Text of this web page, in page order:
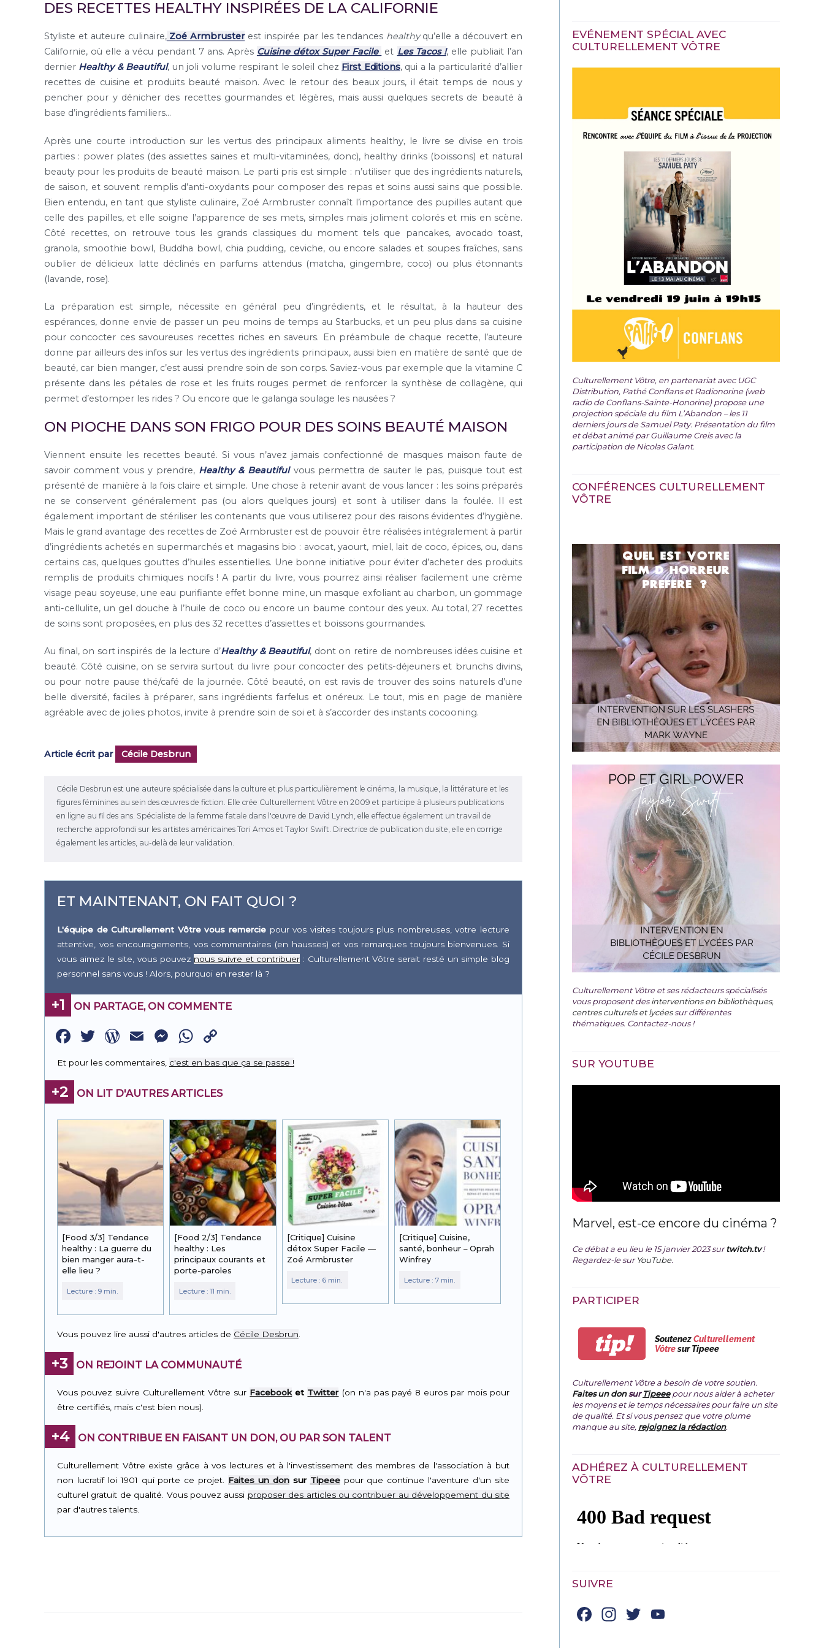
DES RECETTES HEALTHY INSPIRÉES DE LA CALIFORNIE
Styliste et auteure culinaire,Zoé Armbrusterest inspirée par les tendances healthyqu’elle a découvert en
Californie, où elle a vécu pendant 7 ans. Après Cuisine détox Super Facile et Les Tacos !, elle publiait l’an
dernier Healthy & Beautiful, un joli volume respirant le soleil chez First Editions, qui a la particularité d’allier
recettes de cuisine et produits beauté maison. Avec le retour des beaux jours, il était temps de nous y
pencher pour y dénicher des recettes gourmandes et légères, mais aussi quelques secrets de beauté à
base d’ingrédients familiers…
Après une courte introduction sur les vertus des principaux aliments healthy, le livre se divise en trois
parties : power plates (des assiettes saines et multi-vitaminées, donc), healthy drinks (boissons) et natural
beauty pour les produits de beauté maison. Le parti pris est simple : n’utiliser que des ingrédients naturels,
de saison, et souvent remplis d’anti-oxydants pour composer des repas et soins aussi sains que possible.
Bien entendu, en tant que styliste culinaire, Zoé Armbruster connaît l’importance des pupilles autant que
celle des papilles, et elle soigne l’apparence de ses mets, simples mais joliment colorés et mis en scène.
Côté recettes, on retrouve tous les grands classiques du moment tels que pancakes, avocado toast,
granola, smoothie bowl, Buddha bowl, chia pudding, ceviche, ou encore salades et soupes fraîches, sans
oublier de délicieux latte déclinés en parfums attendus (matcha, gingembre, coco) ou plus étonnants
(lavande, rose).
La préparation est simple, nécessite en général peu d’ingrédients, et le résultat, à la hauteur des
espérances, donne envie de passer un peu moins de temps au Starbucks, et un peu plus dans sa cuisine
pour concocter ces savoureuses recettes riches en saveurs. En préambule de chaque recette, l’auteure
donne par ailleurs des infos sur les vertus des ingrédients principaux, aussi bien en matière de santé que de
beauté, car bien manger, c’est aussi prendre soin de son corps. Saviez-vous par exemple que la vitamine C
présente dans les pétales de rose et les fruits rouges permet de renforcer la synthèse de collagène, qui
permet d’estomper les rides ? Ou encore que le galanga soulage les nausées ?
ON PIOCHE DANS SON FRIGO POUR DES SOINS BEAUTÉ MAISON
Viennent ensuite les recettes beauté. Si vous n’avez jamais confectionné de masques maison faute de
savoir comment vous y prendre, Healthy & Beautifulvous permettra de sauter le pas, puisque tout est
présenté de manière à la fois claire et simple. Une chose à retenir avant de vous lancer : les soins préparés
ne se conservent généralement pas (ou alors quelques jours) et sont à utiliser dans la foulée. Il est
également important de stériliser les contenants que vous utiliserez pour des raisons évidentes d’hygiène.
Mais le grand avantage des recettes de Zoé Armbruster est de pouvoir être réalisées intégralement à partir
d’ingrédients achetés en supermarchés et magasins bio : avocat, yaourt, miel, lait de coco, épices, ou, dans
certains cas, quelques gouttes d’huiles essentielles. Une bonne initiative pour éviter d’acheter des produits
remplis de produits chimiques nocifs ! A partir du livre, vous pourrez ainsi réaliser facilement une crème
visage peau soyeuse, une eau purifiante effet bonne mine, un masque exfoliant au charbon, un gommage
anti-cellulite, un gel douche à l’huile de coco ou encore un baume contour des yeux. Au total, 27 recettes
de soins sont proposées, en plus des 32 recettes d’assiettes et boissons gourmandes.
Au final, on sort inspirés de la lecture d’Healthy & Beautiful, dont on retire de nombreuses idées cuisine et
beauté. Côté cuisine, on se servira surtout du livre pour concocter des petits-déjeuners et brunchs divins,
ou pour notre pause thé/café de la journée. Côté beauté, on est ravis de trouver des soins naturels d’une
belle diversité, faciles à préparer, sans ingrédients farfelus et onéreux. Le tout, mis en page de manière
agréable avec de jolies photos, invite à prendre soin de soi et à s’accorder des instants cocooning.
Article écrit par Cécile Desbrun
Cécile Desbrun est une auteure spécialisée dans la culture et plus particulièrement le cinéma, la musique, la littérature et les
figures féminines au sein des œuvres de fiction. Elle crée Culturellement Vôtre en 2009 et participe à plusieurs publications
en ligne au fil des ans. Spécialiste de la femme fatale dans l'œuvre de David Lynch, elle effectue également un travail de
recherche approfondi sur les artistes américaines Tori Amos et Taylor Swift. Directrice de publication du site, elle en corrige
également les articles, au-delà de leur validation.
ET MAINTENANT, ON FAIT QUOI ?
L'équipe de Culturellement Vôtre vous remercie pour vos visites toujours plus nombreuses, votre lecture
attentive, vos encouragements, vos commentaires (en hausses) et vos remarques toujours bienvenues. Si
vous aimez le site, vous pouvez nous suivre et contribuer : Culturellement Vôtre serait resté un simple blog
personnel sans vous ! Alors, pourquoi en rester là ?
+1 ON PARTAGE, ON COMMENTE
Facebook
Twitter
WordPress
EmailMessenger
WhatsApp
Link
Et pour les commentaires, c'est en bas que ça se passe !
+2 ON LIT D'AUTRES ARTICLES
[Food 3/3] Tendance
healthy : La guerre du
bien manger aura-t-
elle lieu ?
[Food 2/3] Tendance
healthy : Les
principaux courants et
porte-paroles
[Critique] Cuisine
détox Super Facile —
Zoé Armbruster
[Critique] Cuisine,
santé, bonheur – Oprah
Winfrey
Vous pouvez lire aussi d'autres articles de Cécile Desbrun
+3 ON REJOINT LA COMMUNAUTÉ
Vous pouvez suivre Culturellement Vôtre sur Facebooket Twitter(on n'a pas payé 8 euros par mois pour
être certifiés, mais c'est bien nous).
+4 ON CONTRIBUE EN FAISANT UN DON, OU PAR SON TALENT
Culturellement Vôtre existe grâce à vos lectures et à l'investissement des membres de l'association à but
non lucratif loi 1901 qui porte ce projet. Faites un donsur Tipeeepour que continue l'aventure d'un site
culturel gratuit de qualité. Vous pouvez aussi proposer des articles ou contribuer au développement du site
par d'autres talents.
EVÉNEMENT SPÉCIAL AVEC
CULTURELLEMENT VÔTRE
Culturellement Vôtre, en partenariat avec UGC
Distribution, Pathé Conflans et Radionorine (web
radio de Conflans-Sainte-Honorine) propose une
projection spéciale du film L’Abandon – les 11
derniers jours de Samuel Paty. Présentation du film
et débat animé par Guillaume Creis avec la
participation de Nicolas Galant.
CONFÉRENCES CULTURELLEMENT
VÔTRE
Culturellement Vôtre et ses rédacteurs spécialisés
vous proposent desinterventions en bibliothèques,
centres culturels et lycéessur différentes
thématiques. Contactez-nous !
SUR YOUTUBE
Marvel, est-ce encore du cinéma ?
Ce débat a eu lieu le 15 janvier 2023 surtwitch.tv !
Regardez-le surYouTube.
PARTICIPER
tip! SoutenezCulturellement
Vôtresur Tipeee
Culturellement Vôtre a besoin de votre soutien.
Faites un donsurTipeeepour nous aider à acheter
les moyens et le temps nécessaires pour faire un site
de qualité. Et si vous pensez que votre plume
manque au site, rejoignez la rédaction.
ADHÉREZ À CULTURELLEMENT
VÔTRE
SUIVRE
Facebook
Instagram
Twitter